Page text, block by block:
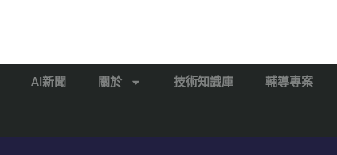
AI新聞 關於 技術知識庫 輔導專案